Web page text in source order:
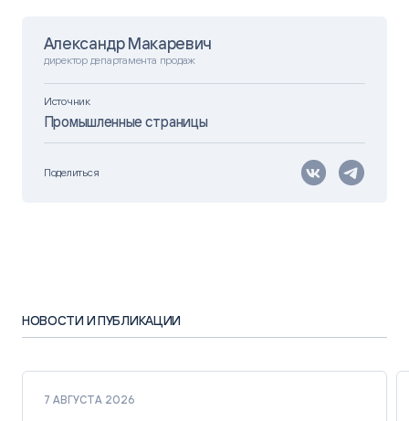
Александр Макаревич
директор департамента продаж
Источник
Промышленные страницы
Поделиться
НОВОСТИ И ПУБЛИКАЦИИ
7 АВГУСТА 2026